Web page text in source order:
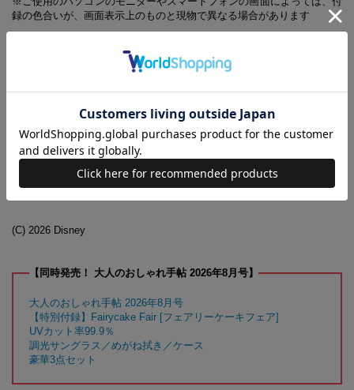
録の色合いが、画面表示上のものと現物で異なる場合があります
※『大人のおしゃれ手帖』8月号に対して、一部掲載していない誌
8月号増刊の付録に関するお問い合わせ先
【大人のおしゃれ手帖8月号増刊 付録対応事務局】
0120-053-050
受付時間／10:00～17:00
（土・日・祝日を除く）
受付期間／2026年9月14日（月）まで
(C) 2026 Disney
【同時発売！ 大人のおしゃれ手帖 2026年8月号】
大人のおしゃれ手帖 2026年8月号
【特別付録】Fairycake Fair [フェアリーケーキフェア]
UVカット率99.9％
調光サングラス／めがね拭き／ケース
豪華3点セット